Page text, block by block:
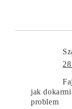
jak
problem